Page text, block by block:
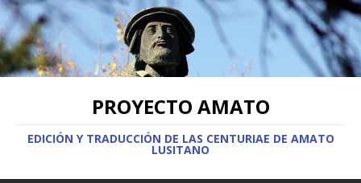
PROYECTO AMATO
EDICIÓN Y TRADUCCIÓN DE LAS CENTURIAE DE AMATO
LUSITANO